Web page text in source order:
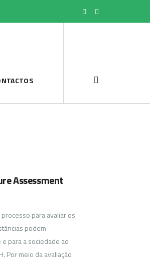
Assessment
para avaliar os
podem
para a sociedade ao
Por meio da avaliação